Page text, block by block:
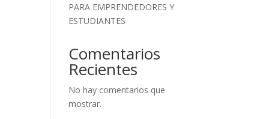
PARA EMPRENDEDORES Y
ESTUDIANTES
Comentarios
Recientes
No hay comentarios que
mostrar.